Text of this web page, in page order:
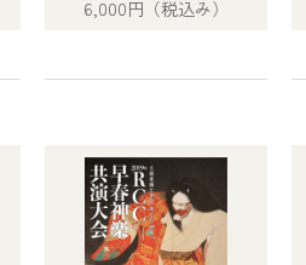
6,000円 （税込み）